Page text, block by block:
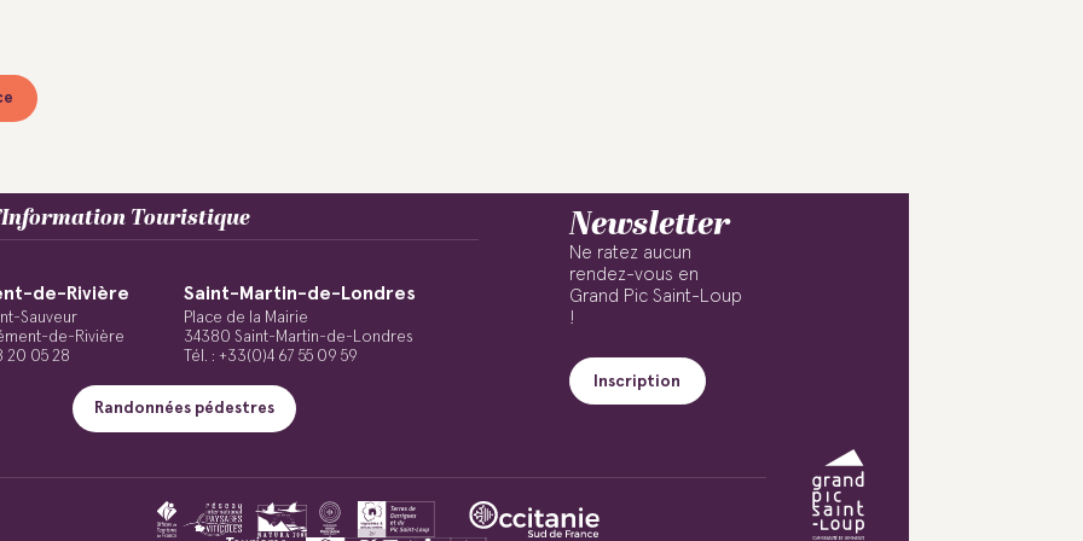
Randonnées pédestres
Touristique
de-Rivière
Sauveur
de-Rivière
20 05 28
Saint-Martin-de-Londres
Place de la Mairie
34380 Saint-Martin-de-Londres
Tél. : +33(0)4 67 55 09 59
Newsletter
Ne ratez aucun
rendez-vous en
Grand Pic Saint-Loup
!
Inscription